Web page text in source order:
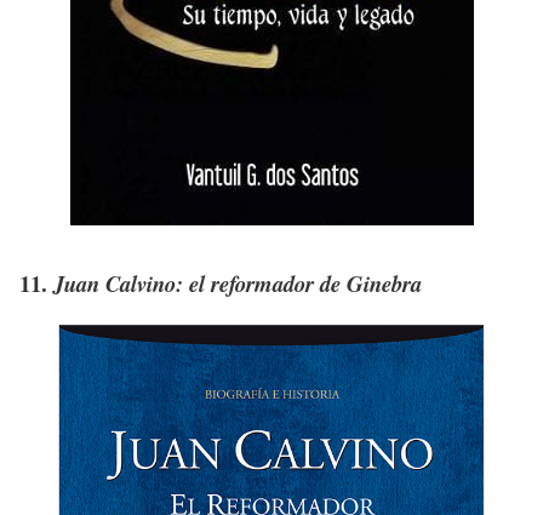
11.Juan Calvino: el reformador de Ginebra